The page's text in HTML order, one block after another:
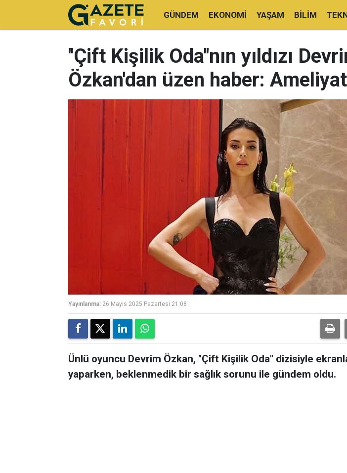
GÜNDEM EKONOMI YAŞAM BILIM
''Çift Kişilik Oda''nın yıldızı
Özkan'dan üzen haber:
Yayınlanma: 26 Mayıs 2025 Pazartesi 21:08
Ünlü oyuncu Devrim Özkan, "Çift Kişilik Oda" dizisiyle
yaparken, beklenmedik bir sağlık sorunu ile gündem oldu.